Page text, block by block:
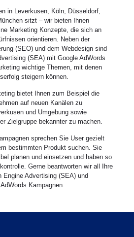
in Leverkusen, Köln, Düsseldorf,
sitzt – wir bieten Ihnen
Marketing Konzepte, die sich an
orientieren. Neben der
(SEO) und dem Webdesign sind
(SEA) mit Google AdWords
wichtige Themen, mit denen
steigern können.
bietet Ihnen zum Beispiel die
auf neuen Kanälen zu
und Umgebung sowie
Zielgruppe bekannter zu machen.
sprechen Sie User gezielt
bestimmten Produkt suchen. Sie
planen und einsetzen und haben so
Gerne beantworten wir all Ihre
Engine Advertising (SEA) und
Kampagnen.